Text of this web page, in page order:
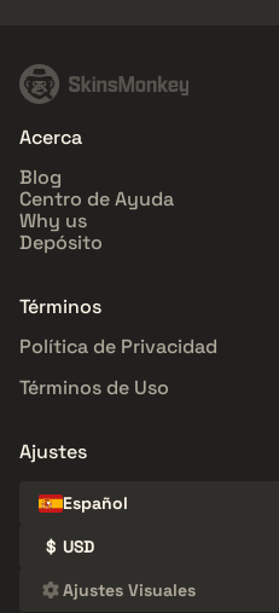
Acerca
Blog
Centro de Ayuda
Why us
Depósito
Términos
Política de Privacidad
Términos de Uso
Ajustes
Español
$ USD
Ajustes Visuales